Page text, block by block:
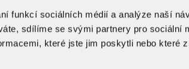
funkcí sociálních médií a analýze naší
sdílíme se svými partnery pro sociální
které jste jim poskytli nebo které
POPTAT PRODUKT